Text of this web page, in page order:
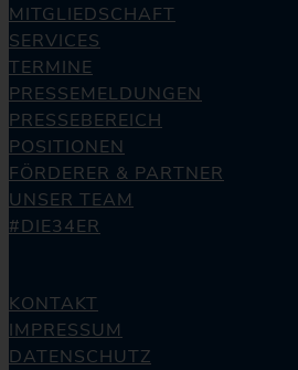
MITGLIEDSCHAFT
SERVICES
TERMINE
PRESSEMELDUNGEN
PRESSEBEREICH
POSITIONEN
FÖRDERER & PARTNER
UNSER TEAM
#DIE34ER
KONTAKT
IMPRESSUM
DATENSCHUTZ